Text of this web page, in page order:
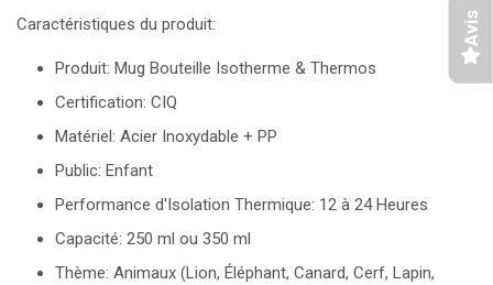
Caractéristiques du produit:
Produit: Mug Bouteille Isotherme & Thermos
Certification: CIQ
Matériel: Acier Inoxydable + PP
Public: Enfant
Performance d'Isolation Thermique: 12 à 24 Heures
Capacité: 250 ml ou 350 ml
Thème: Animaux (Lion, Éléphant, Canard, Cerf, Lapin,
Avis